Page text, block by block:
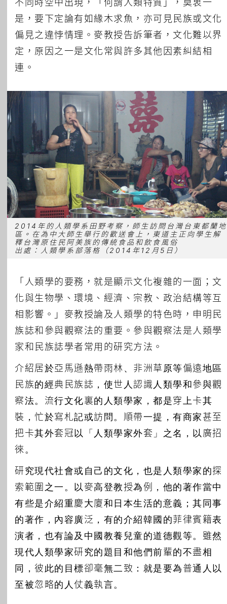
不同時空中出現，「何謂人類特質」，莫衷一
是，要下定論有如緣木求魚，亦可見民族或文化
偏見之違悖情理。麥教授告訴筆者，文化難以界
定，原因之一是文化常與許多其他因素糾結相
連。
2014年的人類學系田野考察，師生訪問台灣台東都蘭地
區。在為中大師生舉行的歡送會上，東道主正向學生解
釋台灣原住民阿美族的傳統食品和飲食風俗
出處：人類學系部落格（2014年12月5日）
「人類學的要務，就是顯示文化複雜的一面；文
化與生物學、環境、經濟、宗教、政治結構等互
相影響。」麥教授論及人類學的特色時，申明民
族誌和參與觀察法的重要。參與觀察法是人類學
家和民族誌學者常用的研究方法。
介紹居於亞馬遜熱帶雨林、非洲草原等偏遠地區
民族的經典民族誌，使世人認識人類學和參與觀
察法。流行文化裏的人類學家，都是穿上卡其
裝，忙於寫札記或訪問。順帶一提，有商家甚至
把卡其外套冠以「人類學家外套」之名，以廣招
徠。
研究現代社會或自己的文化，也是人類學家的探
索範圍之一。以麥高登教授為例，他的著作當中
有些是介紹重慶大廈和日本生活的意義；其同事
的著作，內容廣泛，有的介紹韓國的菲律賓籍表
演者，也有論及中國教養兒童的道德觀等。雖然
現代人類學家研究的題目和他們前輩的不盡相
同，彼此的目標卻毫無二致：就是要為普通人以
至被忽略的人仗義執言。